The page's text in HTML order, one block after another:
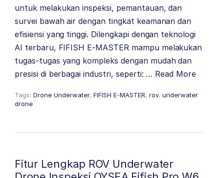
untuk melakukan inspeksi, pemantauan, dan
survei bawah air dengan tingkat keamanan dan
efisiensi yang tinggi. Dilengkapi dengan teknologi
AI terbaru, FIFISH E-MASTER mampu melakukan
tugas-tugas yang kompleks dengan mudah dan
presisi di berbagai industri, seperti: … Read More
Tags: Drone Underwater, FIFISH E-MASTER, rov, underwater
drone
Fitur Lengkap ROV Underwater